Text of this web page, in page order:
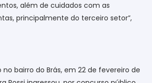
além de cuidados com as
principalmente do terceiro setor”,
no bairro do Brás, em 22 de fevereiro de